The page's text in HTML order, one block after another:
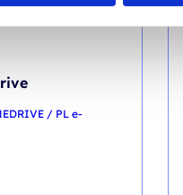
NOWOŚĆ
/ PL e-